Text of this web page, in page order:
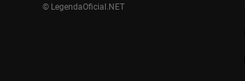
© LegendaOficial.NET